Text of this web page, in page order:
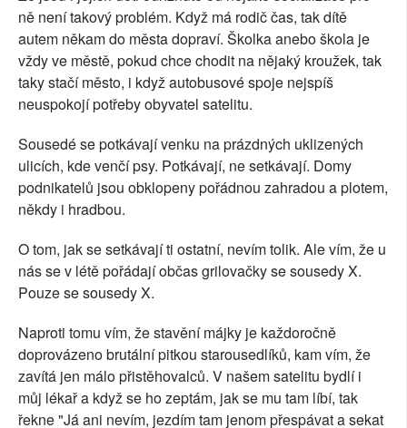
ně není takový problém. Když má rodič čas, tak dítě
autem někam do města dopraví. Školka anebo škola je
vždy ve městě, pokud chce chodit na nějaký kroužek, tak
taky stačí město, i když autobusové spoje nejspíš
neuspokojí potřeby obyvatel satelitu.
Sousedé se potkávají venku na prázdných uklizených
ulicích, kde venčí psy. Potkávají, ne setkávají. Domy
podnikatelů jsou obklopeny pořádnou zahradou a plotem,
někdy i hradbou.
O tom, jak se setkávají ti ostatní, nevím tolik. Ale vím, že u
nás se v létě pořádají občas grilovačky se sousedy X.
Pouze se sousedy X.
Naproti tomu vím, že stavění májky je každoročně
doprovázeno brutální pitkou starousedlíků, kam vím, že
zavítá jen málo přistěhovalců. V našem satelitu bydlí i
můj lékař a když se ho zeptám, jak se mu tam líbí, tak
řekne "Já ani nevím, jezdím tam jenom přespávat a sekat